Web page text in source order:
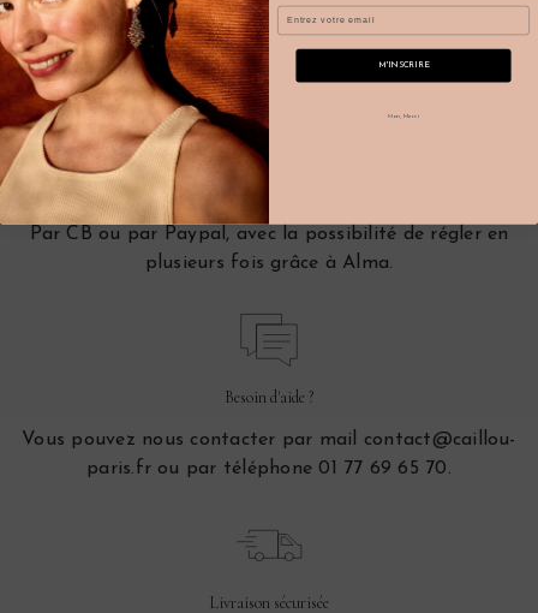
Paiement sécurisé
Par CB ou par Paypal, avec la possibilité de régler en
plusieurs fois grâce à Alma.
Besoin d'aide ?
Vous pouvez nous contacter par mail contact@caillou-
paris.fr ou par téléphone 01 77 69 65 70.
Livraison sécurisée
Email
M'INSCRIRE
Non, Merci